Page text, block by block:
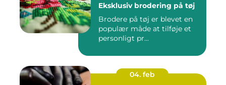
Eksklusiv brodering på tøj
Brodere på tøj er blevet en
populær måde at tilføje et
personligt pr...
04. feb